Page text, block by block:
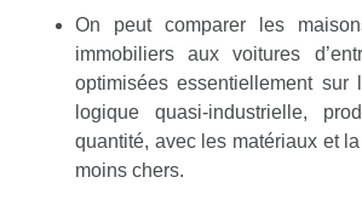
On peut comparer les
immobiliers aux voitures
optimisées essentiellement sur
logique quasi-industrielle,
quantité, avec les matériaux et
moins chers.